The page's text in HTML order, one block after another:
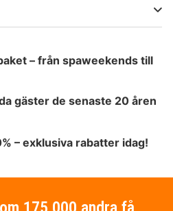
– från spaweekends till
gäster de senaste 20 åren
– exklusiva rabatter idag!